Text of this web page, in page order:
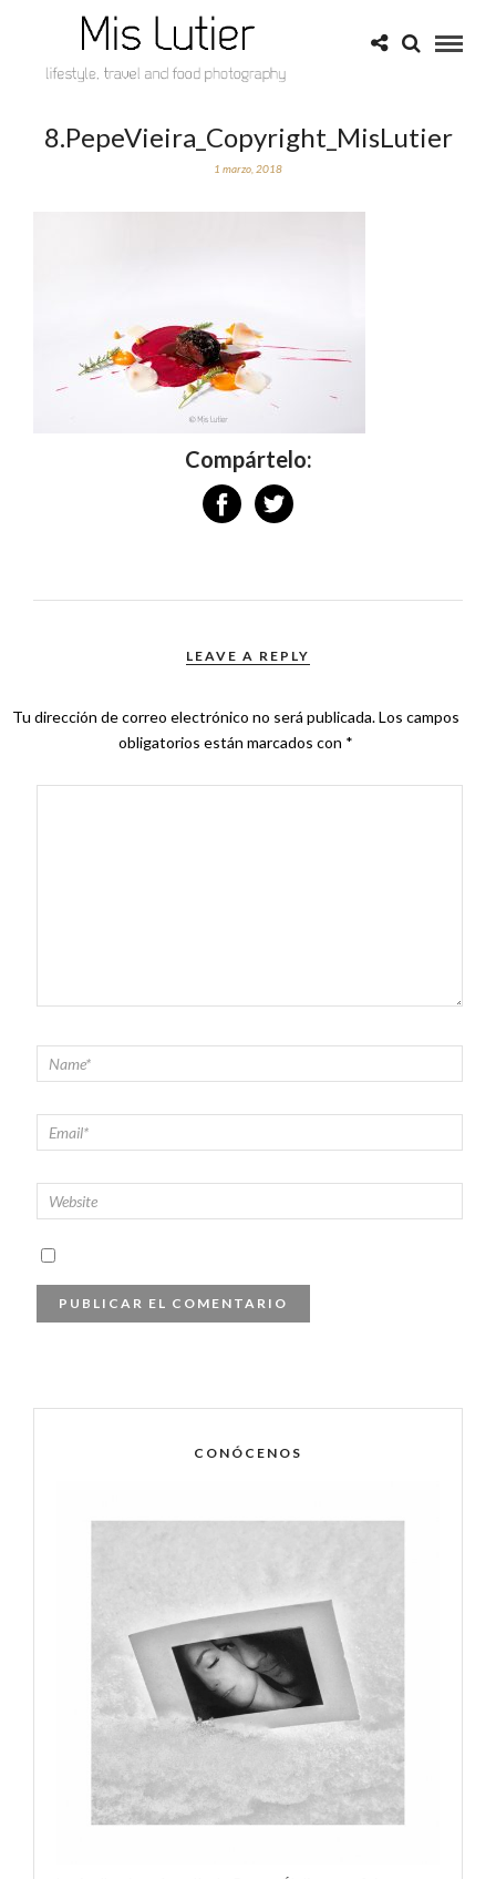
8.PepeVieira_Copyright_MisLutier
1 marzo, 2018
Compártelo:
LEAVE A REPLY
Tu dirección de correo electrónico no será publicada.Los campos
obligatorios están marcados con *
CONÓCENOS